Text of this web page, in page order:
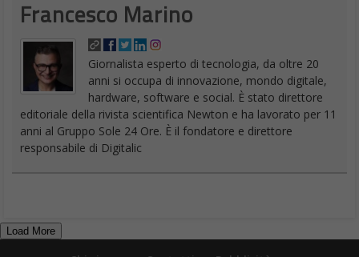
Francesco Marino
Giornalista esperto di tecnologia, da oltre 20
anni si occupa di innovazione, mondo digitale,
hardware, software e social. È stato direttore
editoriale della rivista scientifica Newton e ha lavorato per 11
anni al Gruppo Sole 24 Ore. È il fondatore e direttore
responsabile di Digitalic
Load More